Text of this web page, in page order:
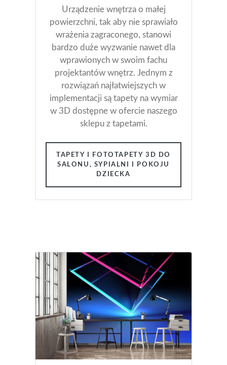
Urządzenie wnętrza o małej
powierzchni, tak aby nie sprawiało
wrażenia zagraconego, stanowi
bardzo duże wyzwanie nawet dla
wprawionych w swoim fachu
projektantów wnętrz. Jednym z
rozwiązań najłatwiejszych w
implementacji są tapety na wymiar
w 3D dostępne w ofercie naszego
sklepu z tapetami.
TAPETY I FOTOTAPETY 3D DO
SALONU, SYPIALNI I POKOJU
DZIECKA